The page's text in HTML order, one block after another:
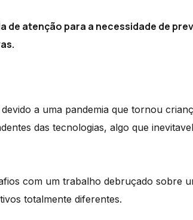
de atenção para a necessidade de
a uma pandemia que tornou
das tecnologias, algo que
com um trabalho debruçado sobre
totalmente diferentes.